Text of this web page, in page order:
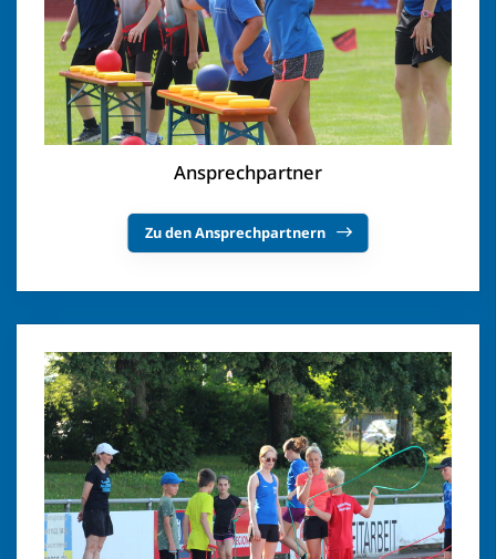
Ansprechpartner
Zu den Ansprechpartnern